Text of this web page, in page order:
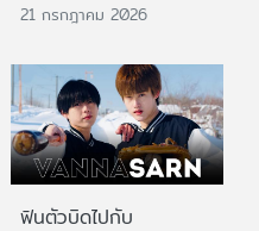
21 กรกฎาคม 2026
ฟินตัวบิดไปกับ